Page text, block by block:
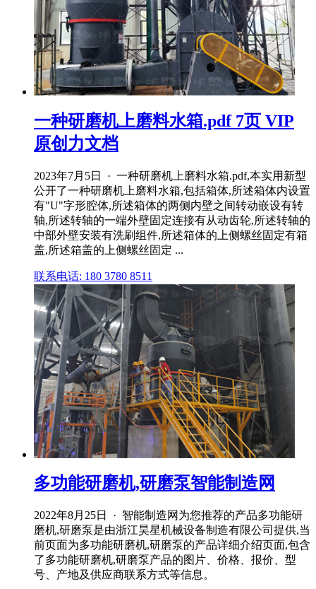
一种研磨机上磨料水箱.pdf 7页 VIP
原创力文档
2023年7月5日 · 一种研磨机上磨料水箱.pdf,本实用新型
公开了一种研磨机上磨料水箱,包括箱体,所述箱体内设置
有"U"字形腔体,所述箱体的两侧内壁之间转动嵌设有转
轴,所述转轴的一端外壁固定连接有从动齿轮,所述转轴的
中部外壁安装有洗刷组件,所述箱体的上侧螺丝固定有箱
盖,所述箱盖的上侧螺丝固定 ...
联系电话: 180 3780 8511
多功能研磨机,研磨泵智能制造网
2022年8月25日 · 智能制造网为您推荐的产品多功能研
磨机,研磨泵是由浙江昊星机械设备制造有限公司提供,当
前页面为多功能研磨机,研磨泵的产品详细介绍页面,包含
了多功能研磨机,研磨泵产品的图片、价格、报价、型
号、产地及供应商联系方式等信息。